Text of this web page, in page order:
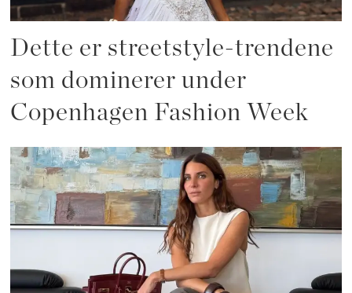
Dette er streetstyle-trendene
som dominerer under
Copenhagen Fashion Week